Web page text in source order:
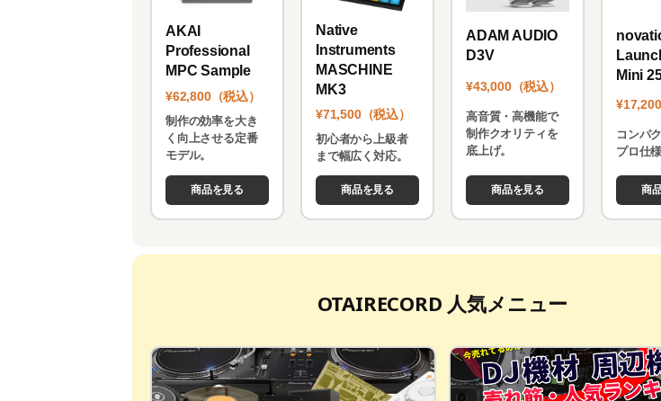
AKAI
Professional
MPC Sample
¥62,800（税込）
制作の効率を大き
く向上させる定番
モデル。
商品を見る
Native
Instruments
MASCHINE
MK3
¥71,500（税込）
初心者から上級者
まで幅広く対応。
商品を見る
ADAM AUDIO
D3V
¥43,000（税込）
高音質・高機能で
制作クオリティを
底上げ。
商品を見る
Mini
¥17,200
コンパ
プロ仕
商
OTAIRECORD 人気メニュー